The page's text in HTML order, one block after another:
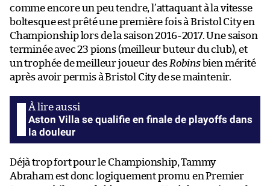
comme encore un peu tendre, l’attaquant à la vitesse
boltesque est prêté une première fois à Bristol City en
Championship lors de la saison 2016-2017. Une saison
terminée avec 23 pions (meilleur buteur du club), et
un trophée de meilleur joueur des Robinsbien mérité
après avoir permis à Bristol City de se maintenir.
Aston Villa se qualifie en finale de playoffs dans
la douleur
Déjà trop fort pour le Championship, Tammy
Abraham est donc logiquement promu en Premier